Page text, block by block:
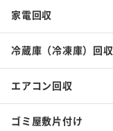
家電回収
冷蔵庫（冷凍庫）回収
エアコン回収
ゴミ屋敷片付け